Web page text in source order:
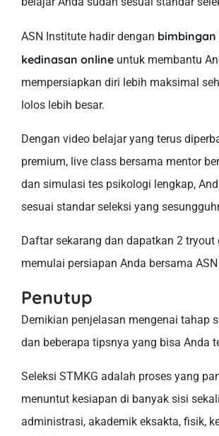
ASN Institute hadir dengan
kedinasan online untuk membantu
mempersiapkan diri lebih maksimal
lolos lebih besar.
Dengan video belajar yang terus
premium, live class bersama mentor
dan simulasi tes psikologi lengkap,
sesuai standar seleksi yang
Daftar sekarang dan dapatkan 2 tryout
memulai persiapan Anda bersama
Penutup
Demikian penjelasan mengenai tahap
dan beberapa tipsnya yang bisa Anda
Seleksi STMKG adalah proses yang
menuntut kesiapan di banyak sisi
administrasi, akademik eksakta, fisik,